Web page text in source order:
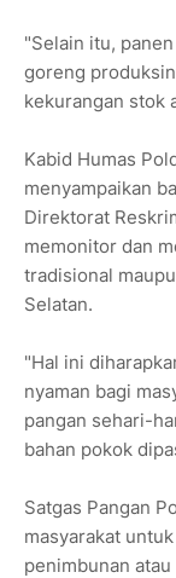
"Selain itu,
goreng
kekurangan stok
Kabid Humas
menyampaikan
Direktorat
memonitor dan
tradisional
Selatan.
"Hal ini
nyaman bagi
pangan sehari-
bahan pokok
Satgas Pangan
masyarakat
penimbunan